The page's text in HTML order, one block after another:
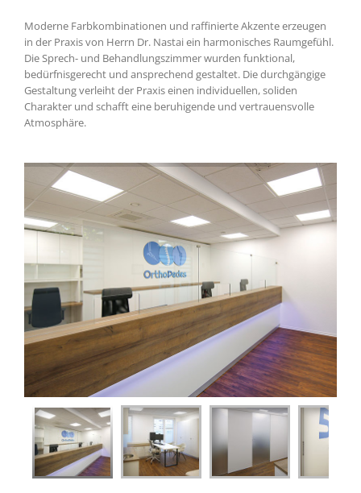
Moderne Farbkombinationen und raffinierte Akzente erzeugen
in der Praxis von Herrn Dr. Nastai ein harmonisches Raumgefühl.
Die Sprech- und Behandlungszimmer wurden funktional,
bedürfnisgerecht und ansprechend gestaltet. Die durchgängige
Gestaltung verleiht der Praxis einen indi­­vidu­ellen, soliden
Charakter und schafft eine beruhigende und vertrauensvolle
Atmosphäre.